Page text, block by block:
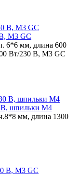
M3 GC
6*6 мм, длина 600
Вт/230 В, M3 GC
В, шпильки М4
мм, длина 1300